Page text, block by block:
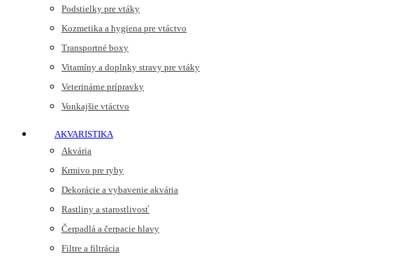
Podstielky pre vtáky
Kozmetika a hygiena pre vtáctvo
Transportné boxy
Vitamíny a doplnky stravy pre vtáky
Veterinárne prípravky
Vonkajšie vtáctvo
AKVARISTIKA
Akvária
Krmivo pre ryby
Dekorácie a vybavenie akvária
Rastliny a starostlivosť
Čerpadlá a čerpacie hlavy
Filtre a filtrácia